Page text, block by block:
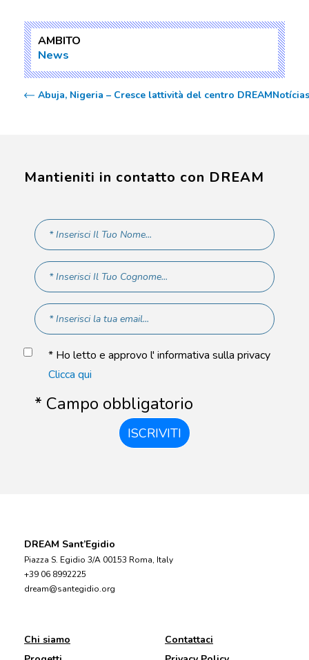
AMBITO
News
Abuja, Nigeria – Cresce lattività del centro DREAM
Mantieniti in contatto con DREAM
* Ho letto e approvo l' informativa sulla privacy
Clicca qui
* Campo obbligatorio
ISCRIVITI
DREAM Sant’Egidio
Piazza S. Egidio 3/A 00153 Roma, Italy
+39 06 8992225
dream@santegidio.org
Chi siamo
Contattaci